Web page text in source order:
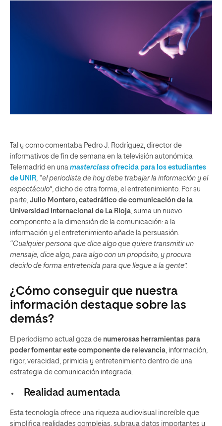
Tal y como comentaba Pedro J. Rodríguez, director de
informativos de fin de semana en la televisión autonómica
Telemadrid en una masterclass ofrecida para los estudiantes
de UNIR, “el periodista de hoy debe trabajar la información y el
espectáculo”, dicho de otra forma, el entretenimiento. Por su
parte, Julio Montero, catedrático de comunicación de la
Universidad Internacional de La Rioja, suma un nuevo
componente a la dimensión de la comunicación: a la
información y el entretenimiento añade la persuasión.
“Cualquier persona que dice algo que quiere transmitir un
mensaje, dice algo, para algo con un propósito, y procura
decirlo de forma entretenida para que llegue a la gente”.
¿Cómo conseguir que nuestra
información destaque sobre las
demás?
El periodismo actual goza de numerosas herramientas para
poder fomentar este componente de relevancia, información,
rigor, veracidad, primicia y entretenimiento dentro de una
estrategia de comunicación integrada.
Realidad aumentada
Esta tecnología ofrece una riqueza audiovisual increíble que
simplifica realidades complejas, subraya datos importantes y